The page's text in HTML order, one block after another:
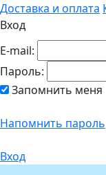
Доставка и оплата
Вход
E-mail:
Пароль:
Запомнить меня
Напомнить пароль
Вход